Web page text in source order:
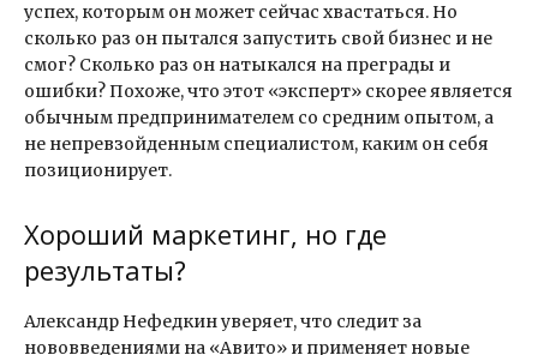
успех, которым он может сейчас хвастаться. Но
сколько раз он пытался запустить свой бизнес и не
смог? Сколько раз он натыкался на преграды и
ошибки? Похоже, что этот «эксперт» скорее является
обычным предпринимателем со средним опытом, а
не непревзойденным специалистом, каким он себя
позиционирует.
Хороший маркетинг, но где
результаты?
Александр Нефедкин уверяет, что следит за
нововведениями на «Авито» и применяет новые